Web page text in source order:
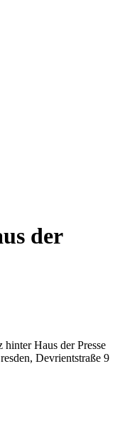
der
hinter Haus der Presse
Devrientstraße 9